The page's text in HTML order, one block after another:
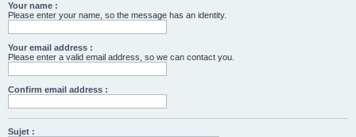
Your name :
Please enter your name, so the message has an identity.
Your email address :
Please enter a valid email address, so we can contact you.
Confirm email address :
Sujet :